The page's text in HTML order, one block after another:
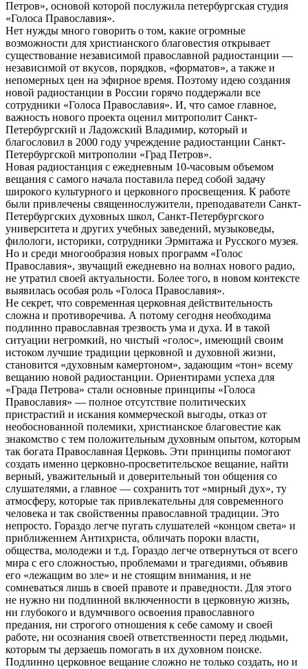
Петров», основой которой послужила петербургская студия
«Голоса Православия».
Нет нужды много говорить о том, какие огромные
возможности для христианского благовестия открывает
существование независимой православной радиостанции —
независимой от вкусов, порядков, «форматов», а также и
непомерных цен на эфирное время. Поэтому идею создания
новой радиостанции в России горячо поддержали все
сотрудники «Голоса Православия». И, что самое главное,
важность нового проекта оценил митрополит Санкт-
Петербургский и Ладожский Владимир, который и
благословил в 2000 году учреждение радиостанции Санкт-
Петербургской митрополии «Град Петров».
Новая радиостанция с ежедневным 10-часовым объемом
вещания с самого начала поставила перед собой задачу
широкого культурного и церковного просвещения. К работе
были привлечены священнослужители, преподаватели Санкт-
Петербургских духовных школ, Санкт-Петербургского
университета и других учебных заведений, музыковеды,
филологи, историки, сотрудники Эрмитажа и Русского музея.
Но и среди многообразия новых программ «Голос
Православия», звучащий ежедневно на волнах нового радио,
не утратил своей актуальности. Более того, в новом контексте
выявилась особая роль «Голоса Православия».
Не секрет, что современная церковная действительность
сложна и противоречива. А потому сегодня необходима
подлинно православная трезвость ума и духа. И в такой
ситуации негромкий, но чистый «голос», имеющий своим
истоком лучшие традиции церковной и духовной жизни,
становится «духовным камертоном», задающим «тон» всему
вещанию новой радиостанции. Ориентирами успеха для
«Града Петрова» стали основные принципы «Голоса
Православия» — полное отсутствие политических
пристрастий и искания коммерческой выгоды, отказ от
необоснованной полемики, христианское благовестие как
знакомство с тем положительным духовным опытом, которым
так богата Православная Церковь. Эти принципы помогают
создать именно церковно-просветительское вещание, найти
верный, уважительный и доверительный тон общения со
слушателями, а главное — сохранить тот «мирный дух», ту
атмосферу, которые так привлекательны для современного
человека и так свойственны православной традиции. Это
непросто. Гораздо легче пугать слушателей «концом света» и
приближением Антихриста, обличать пороки власти,
общества, молодежи и т.д. Гораздо легче отвернуться от всего
мира с его сложностью, проблемами и трагедиями, объявив
его «лежащим во зле» и не стоящим внимания, и не
сомневаться лишь в своей правоте и праведности. Для этого
не нужно ни подлинной включенности в церковную жизнь,
ни глубокого и вдумчивого освоения православного
предания, ни строгого отношения к себе самому и своей
работе, ни осознания своей ответственности перед людьми,
которым ты дерзаешь помогать в их духовном поиске.
Подлинно церковное вещание сложно не только создать, но и